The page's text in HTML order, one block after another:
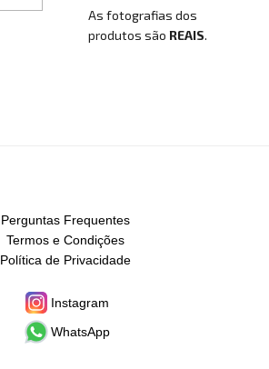
As fotografias dos
produtos são REAIS.
Perguntas Frequentes
Termos e Condições
Política de Privacidade
Instagram
WhatsApp